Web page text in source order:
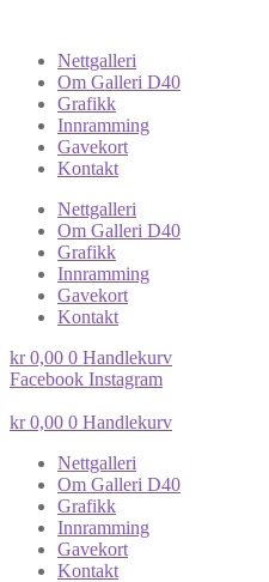
Nettgalleri
Om Galleri D40
Grafikk
Innramming
Gavekort
Kontakt
Nettgalleri
Om Galleri D40
Grafikk
Innramming
Gavekort
Kontakt
kr0,00 0 Handlekurv
Facebook Instagram
kr0,00 0 Handlekurv
Nettgalleri
Om Galleri D40
Grafikk
Innramming
Gavekort
Kontakt